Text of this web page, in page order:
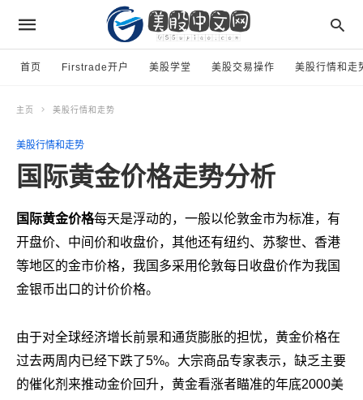
首页 Firstrade开户 美股学堂 美股交易操作 美股行情和走
主页 美股行情和走势
美股行情和走势
国际黄金价格走势分析
国际黄金价格每天是浮动的，一般以伦敦金市为标准，有
开盘价、中间价和收盘价，其他还有纽约、苏黎世、香港
等地区的金市价格，我国多采用伦敦每日收盘价作为我国
金银币出口的计价价格。
由于对全球经济增长前景和通货膨胀的担忧，黄金价格在
过去两周内已经下跌了5%。大宗商品专家表示，缺乏主要
的催化剂来推动金价回升，黄金看涨者瞄准的年底2000美